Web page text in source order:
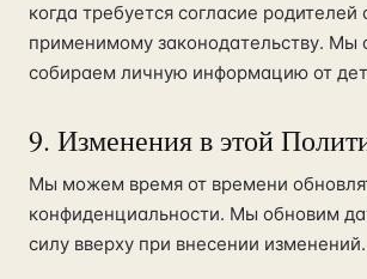
когда требуется согласие родителей
применимому законодательству. Мы
собираем личную информацию от
9. Изменения в этой
Мы можем время от времени
конфиденциальности. Мы обновим
силу вверху при внесении изменений.